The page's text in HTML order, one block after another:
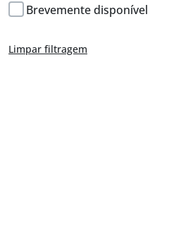
Fusores
Laser/Toners
Brevemente disponível
Limpar filtragem